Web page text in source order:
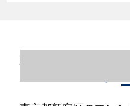
東京都新宿区のマン